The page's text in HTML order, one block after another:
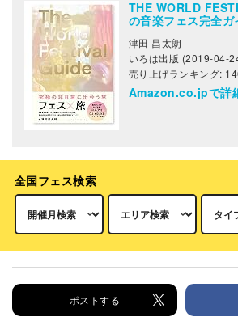
THE WORLD
の音楽フェス完全ガ
津田 昌太朗
いろは出版 (2019-04-
売り上げランキング:
Amazon.co.jpで詳
全国フェス検索
ポストする